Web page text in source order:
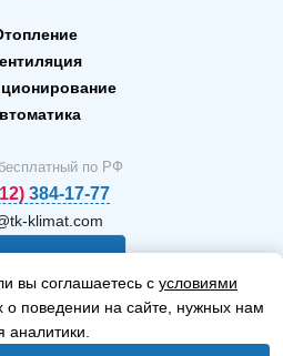
по РФ
384-17-77
klimat.com
вы соглашаетесь с условиями
о поведении на сайте, нужных нам
аналитики.